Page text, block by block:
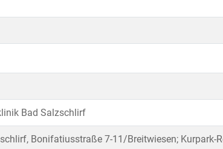
Bad Salzschlirf
Bonifatiusstraße 7-11/Breitwiesen; Kurpark-